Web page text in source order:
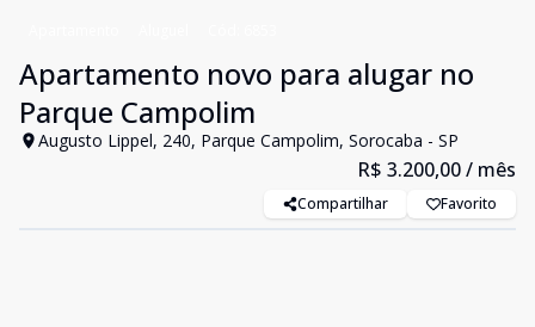
Apartamento novo para alugar no
Parque Campolim
Augusto Lippel, 240, Parque Campolim, Sorocaba - SP
R$ 3.200,00/ mês
Compartilhar Favorito